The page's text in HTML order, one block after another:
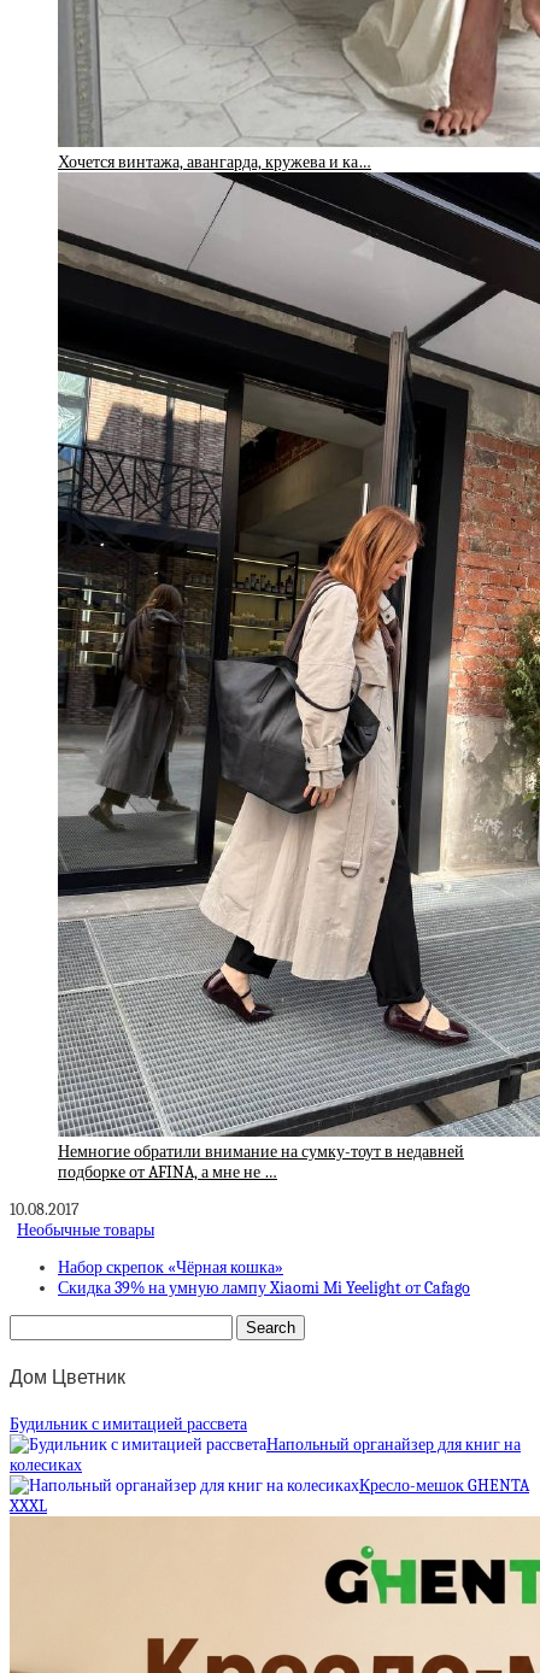
Хочется винтажа, авангарда, кружева и ка…
Немногие обратили внимание на сумку-тоут в недавней
подборке от AFINA, а мне не …
10.08.2017
Необычные товары
Набор скрепок «Чёрная кошка»
Скидка 39% на умную лампу Xiaomi Mi Yeelight от Cafago
Дом Цветник
Будильник с имитацией рассвета
Напольный органайзер для книг на
колесиках
Кресло-мешок GHENTA
XXXL